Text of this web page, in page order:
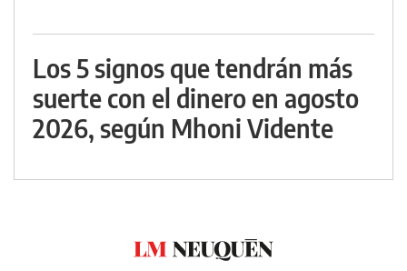
Los 5 signos que tendrán más
suerte con el dinero en agosto
2026, según Mhoni Vidente